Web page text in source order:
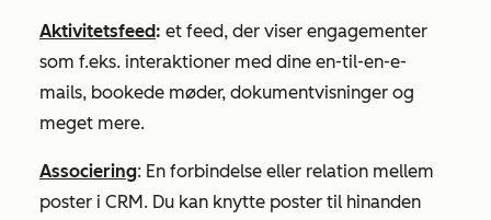
Aktivitetsfeed: et feed, der viser engagementer
som f.eks. interaktioner med dine en-til-en-e-
mails, bookede møder, dokumentvisninger og
meget mere.
Associering: En forbindelse eller relation mellem
poster i CRM. Du kan knytte poster til hinanden